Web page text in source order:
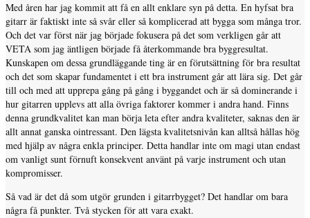
Med åren har jag kommit att få en allt enklare syn på detta. En hyfsat bra
gitarr är faktiskt inte så svår eller så komplicerad att bygga som många tror.
Och det var först när jag började fokusera på det som verkligen går att
VETA som jag äntligen började få återkommande bra byggresultat.
Kunskapen om dessa grundläggande ting är en förutsättning för bra resultat
och det som skapar fundamentet i ett bra instrument går att lära sig. Det går
till och med att upprepa gång på gång i byggandet och är så dominerande i
hur gitarren upplevs att alla övriga faktorer kommer i andra hand. Finns
denna grundkvalitet kan man börja leta efter andra kvaliteter, saknas den är
allt annat ganska ointressant. Den lägsta kvalitetsnivån kan alltså hållas hög
med hjälp av några enkla principer. Detta handlar inte om magi utan endast
om vanligt sunt förnuft konsekvent använt på varje instrument och utan
kompromisser.
Så vad är det då som utgör grunden i gitarrbygget? Det handlar om bara
några få punkter. Två stycken för att vara exakt.